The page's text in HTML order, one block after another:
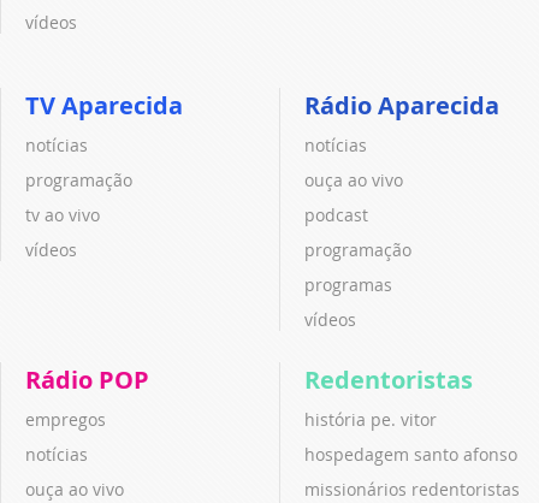
vídeos
TV Aparecida
notícias
programação
tv ao vivo
vídeos
Rádio Aparecida
notícias
ouça ao vivo
podcast
programação
programas
vídeos
Rádio POP
empregos
notícias
ouça ao vivo
Redentoristas
história pe. vitor
hospedagem santo afonso
missionários redentoristas